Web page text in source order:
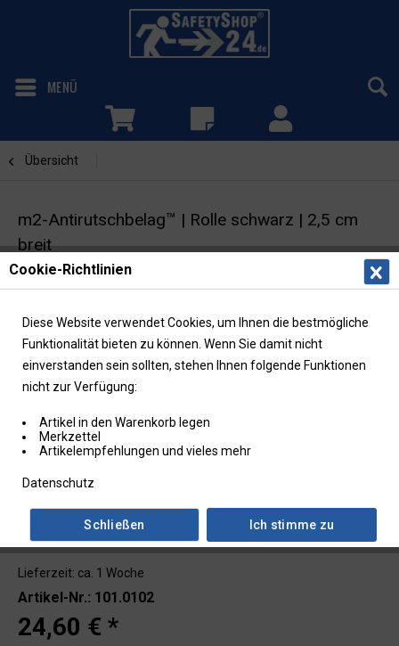
MENÜ
Übersicht
m2-Antirutschbelag™ | Rolle schwarz | 2,5 cm
breit
Lieferzeit: ca. 1 Woche
Artikel-Nr.: 101.0102
24,60 € *
Cookie-Richtlinien
Diese Website verwendet Cookies, um Ihnen die bestmögliche
Funktionalität bieten zu können. Wenn Sie damit nicht
einverstanden sein sollten, stehen Ihnen folgende Funktionen
nicht zur Verfügung:
Artikel in den Warenkorb legen
Merkzettel
Artikelempfehlungen und vieles mehr
Datenschutz
Ich stimme zu
Schließen